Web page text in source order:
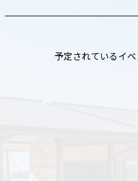
予定されているイベ